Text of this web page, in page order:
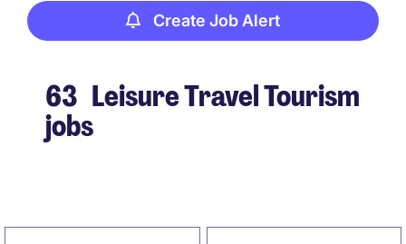
Create Job Alert
63 Leisure Travel Tourism
jobs